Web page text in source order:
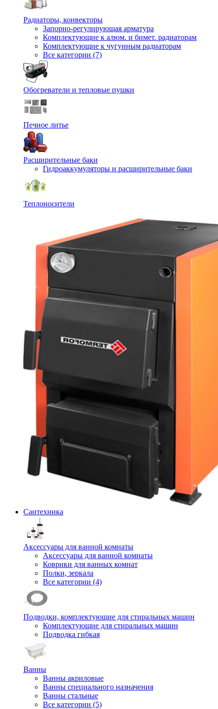
Радиаторы, конвекторы
Запорно-регулирующая арматура
Комплектующие к алюм. и бимет. радиаторам
Комплектующие к чугунным радиаторам
Все категории (7)
Обогреватели и тепловые пушки
Печное литье
Расширительные баки
Гидроаккумуляторы и расширительные баки
Теплоносители
Сантехника
Аксессуары для ванной комнаты
Аксессуары для ванной комнаты
Коврики для ванных комнат
Полки, зеркала
Все категории (4)
Подводки, комплектующие для стиральных машин
Комплектующие для стиральных машин
Подводка гибкая
Ванны
Ванны акриловые
Ванны специального назначения
Ванны стальные
Все категории (5)